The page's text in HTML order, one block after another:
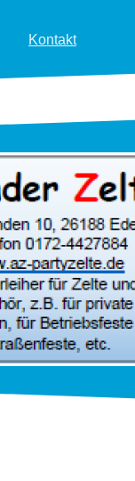
Kontakt